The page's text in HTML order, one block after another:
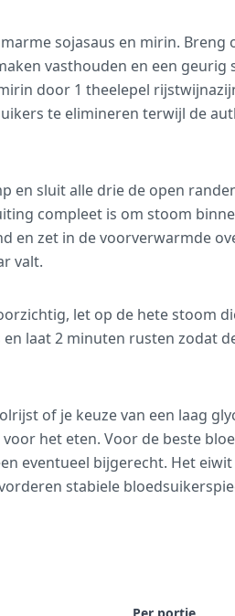
sojasaus en mirin. Breng
vasthouden en een
door 1 theelepel
te elimineren terwijl de
en sluit alle drie de open
compleet is om stoom
en zet in de voorverwarmde
valt.
let op de hete stoom
laat 2 minuten rusten zodat
of je keuze van een laag
het eten. Voor de beste
eventueel bijgerecht. Het eiwit
stabiele